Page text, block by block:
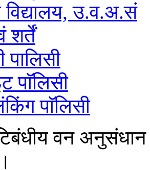
विद्यालय, उ.व.अ.सं
शर्तें
पालिसी
पाॅलिसी
पाॅलिसी
वन